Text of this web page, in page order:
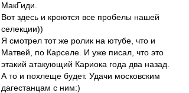
МакГиди.
Вот здесь и кроются все пробелы нашей
селекции))
Я смотрел тот же ролик на ютубе, что и
Матвей, по Карселе. И уже писал, что это
этакий атакующий Кариока года два назад.
А то и похлеще будет. Удачи московским
дагестанцам с ним:)